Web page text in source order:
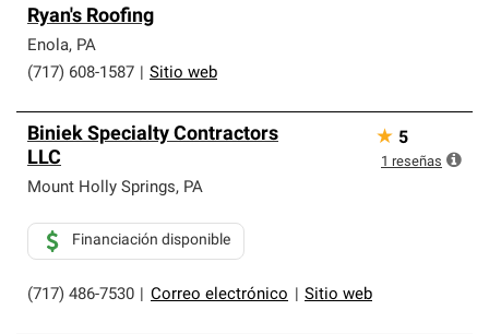
Ryan's Roofing
Enola, PA
(717) 608-1587
Sitio web
Biniek Specialty Contractors
LLC
Mount Holly Springs, PA
(717) 486-7530 Correo electrónico Sitio web
Financiación disponible
★ 5
1 reseñas